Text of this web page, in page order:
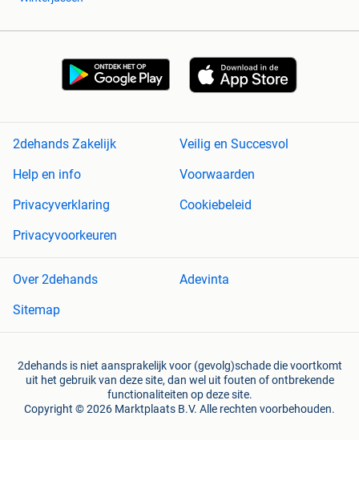
2dehands Zakelijk
Veilig en Succesvol
Help en info
Voorwaarden
Privacyverklaring
Cookiebeleid
Privacyvoorkeuren
Over 2dehands
Adevinta
Sitemap
2dehands is niet aansprakelijk voor (gevolg)schade die voortkomt
uit het gebruik van deze site, dan wel uit fouten of ontbrekende
functionaliteiten op deze site.
Copyright © 2026 Marktplaats B.V. Alle rechten voorbehouden.